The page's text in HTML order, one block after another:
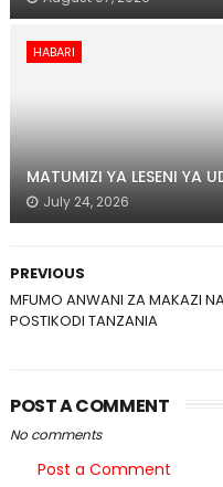
HABARI
MATUMIZI YA LESENI YA
July 24, 2026
PREVIOUS
MFUMO ANWANI ZA MAKAZI
POSTIKODI TANZANIA
POST A COMMENT
No comments
Post a Comment